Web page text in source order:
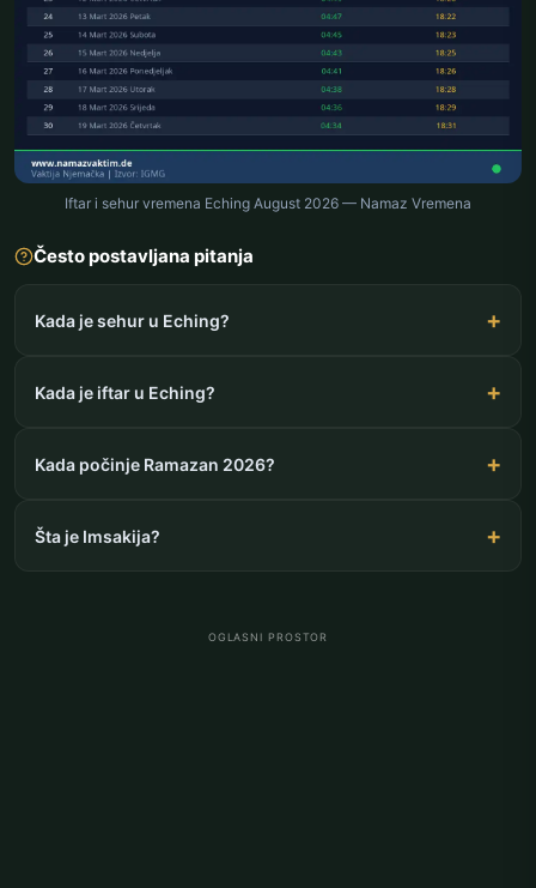
Iftar i sehur vremena Eching August 2026 — Namaz Vremena
Često postavljana pitanja
Kada je sehur u Eching?
Kada je iftar u Eching?
Kada počinje Ramazan 2026?
Šta je Imsakija?
OGLASNI PROSTOR